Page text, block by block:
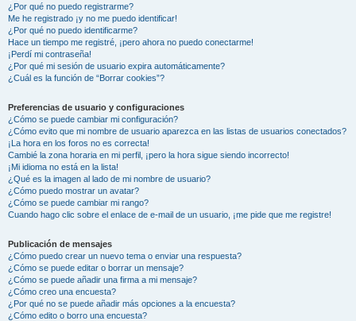
¿Por qué no puedo registrarme?
Me he registrado ¡y no me puedo identificar!
¿Por qué no puedo identificarme?
Hace un tiempo me registré, ¡pero ahora no puedo conectarme!
¡Perdí mi contraseña!
¿Por qué mi sesión de usuario expira automáticamente?
¿Cuál es la función de “Borrar cookies”?
Preferencias de usuario y configuraciones
¿Cómo se puede cambiar mi configuración?
¿Cómo evito que mi nombre de usuario aparezca en las listas de usuarios conectados?
¡La hora en los foros no es correcta!
Cambié la zona horaria en mi perfil, ¡pero la hora sigue siendo incorrecto!
¡Mi idioma no está en la lista!
¿Qué es la imagen al lado de mi nombre de usuario?
¿Cómo puedo mostrar un avatar?
¿Cómo se puede cambiar mi rango?
Cuando hago clic sobre el enlace de e-mail de un usuario, ¡me pide que me registre!
Publicación de mensajes
¿Cómo puedo crear un nuevo tema o enviar una respuesta?
¿Cómo se puede editar o borrar un mensaje?
¿Cómo se puede añadir una firma a mi mensaje?
¿Cómo creo una encuesta?
¿Por qué no se puede añadir más opciones a la encuesta?
¿Cómo edito o borro una encuesta?